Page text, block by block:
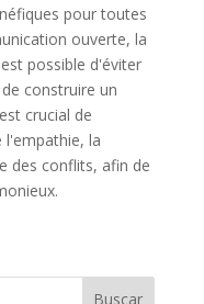
pour toutes
ouverte, la
possible d'éviter
construire un
crucial de
l'empathie, la
des conflits, afin de